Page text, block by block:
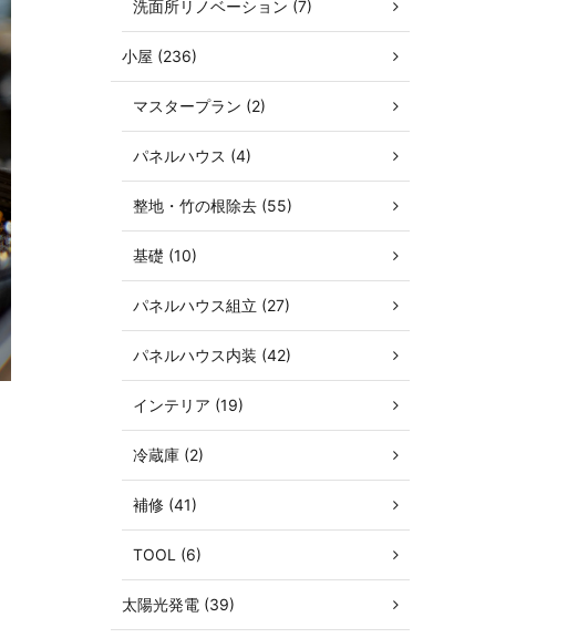
洗面所リノベーション (7)
小屋 (236)
マスタープラン (2)
パネルハウス (4)
整地・竹の根除去 (55)
基礎 (10)
パネルハウス組立 (27)
パネルハウス内装 (42)
インテリア (19)
冷蔵庫 (2)
補修 (41)
TOOL (6)
太陽光発電 (39)